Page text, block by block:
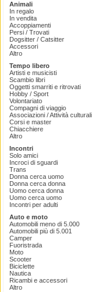
Animali
In regalo
In vendita
Accoppiamenti
Persi / Trovati
Dogsitter / Catsitter
Accessori
Altro
Tempo libero
Artisti e musicisti
Scambio libri
Oggetti smarriti e ritrovati
Hobby / Sport
Volontariato
Compagni di viaggio
Associazioni / Attività culturali
Corsi e master
Chiacchiere
Altro
Incontri
Solo amici
Incroci di sguardi
Trans
Donna cerca uomo
Donna cerca donna
Uomo cerca donna
Uomo cerca uomo
Incontri per adulti
Auto e moto
Automobili meno di 5.000
Automobili più di 5.001
Camper
Fuoristrada
Moto
Scooter
Biciclette
Nautica
Ricambi e accessori
Altro